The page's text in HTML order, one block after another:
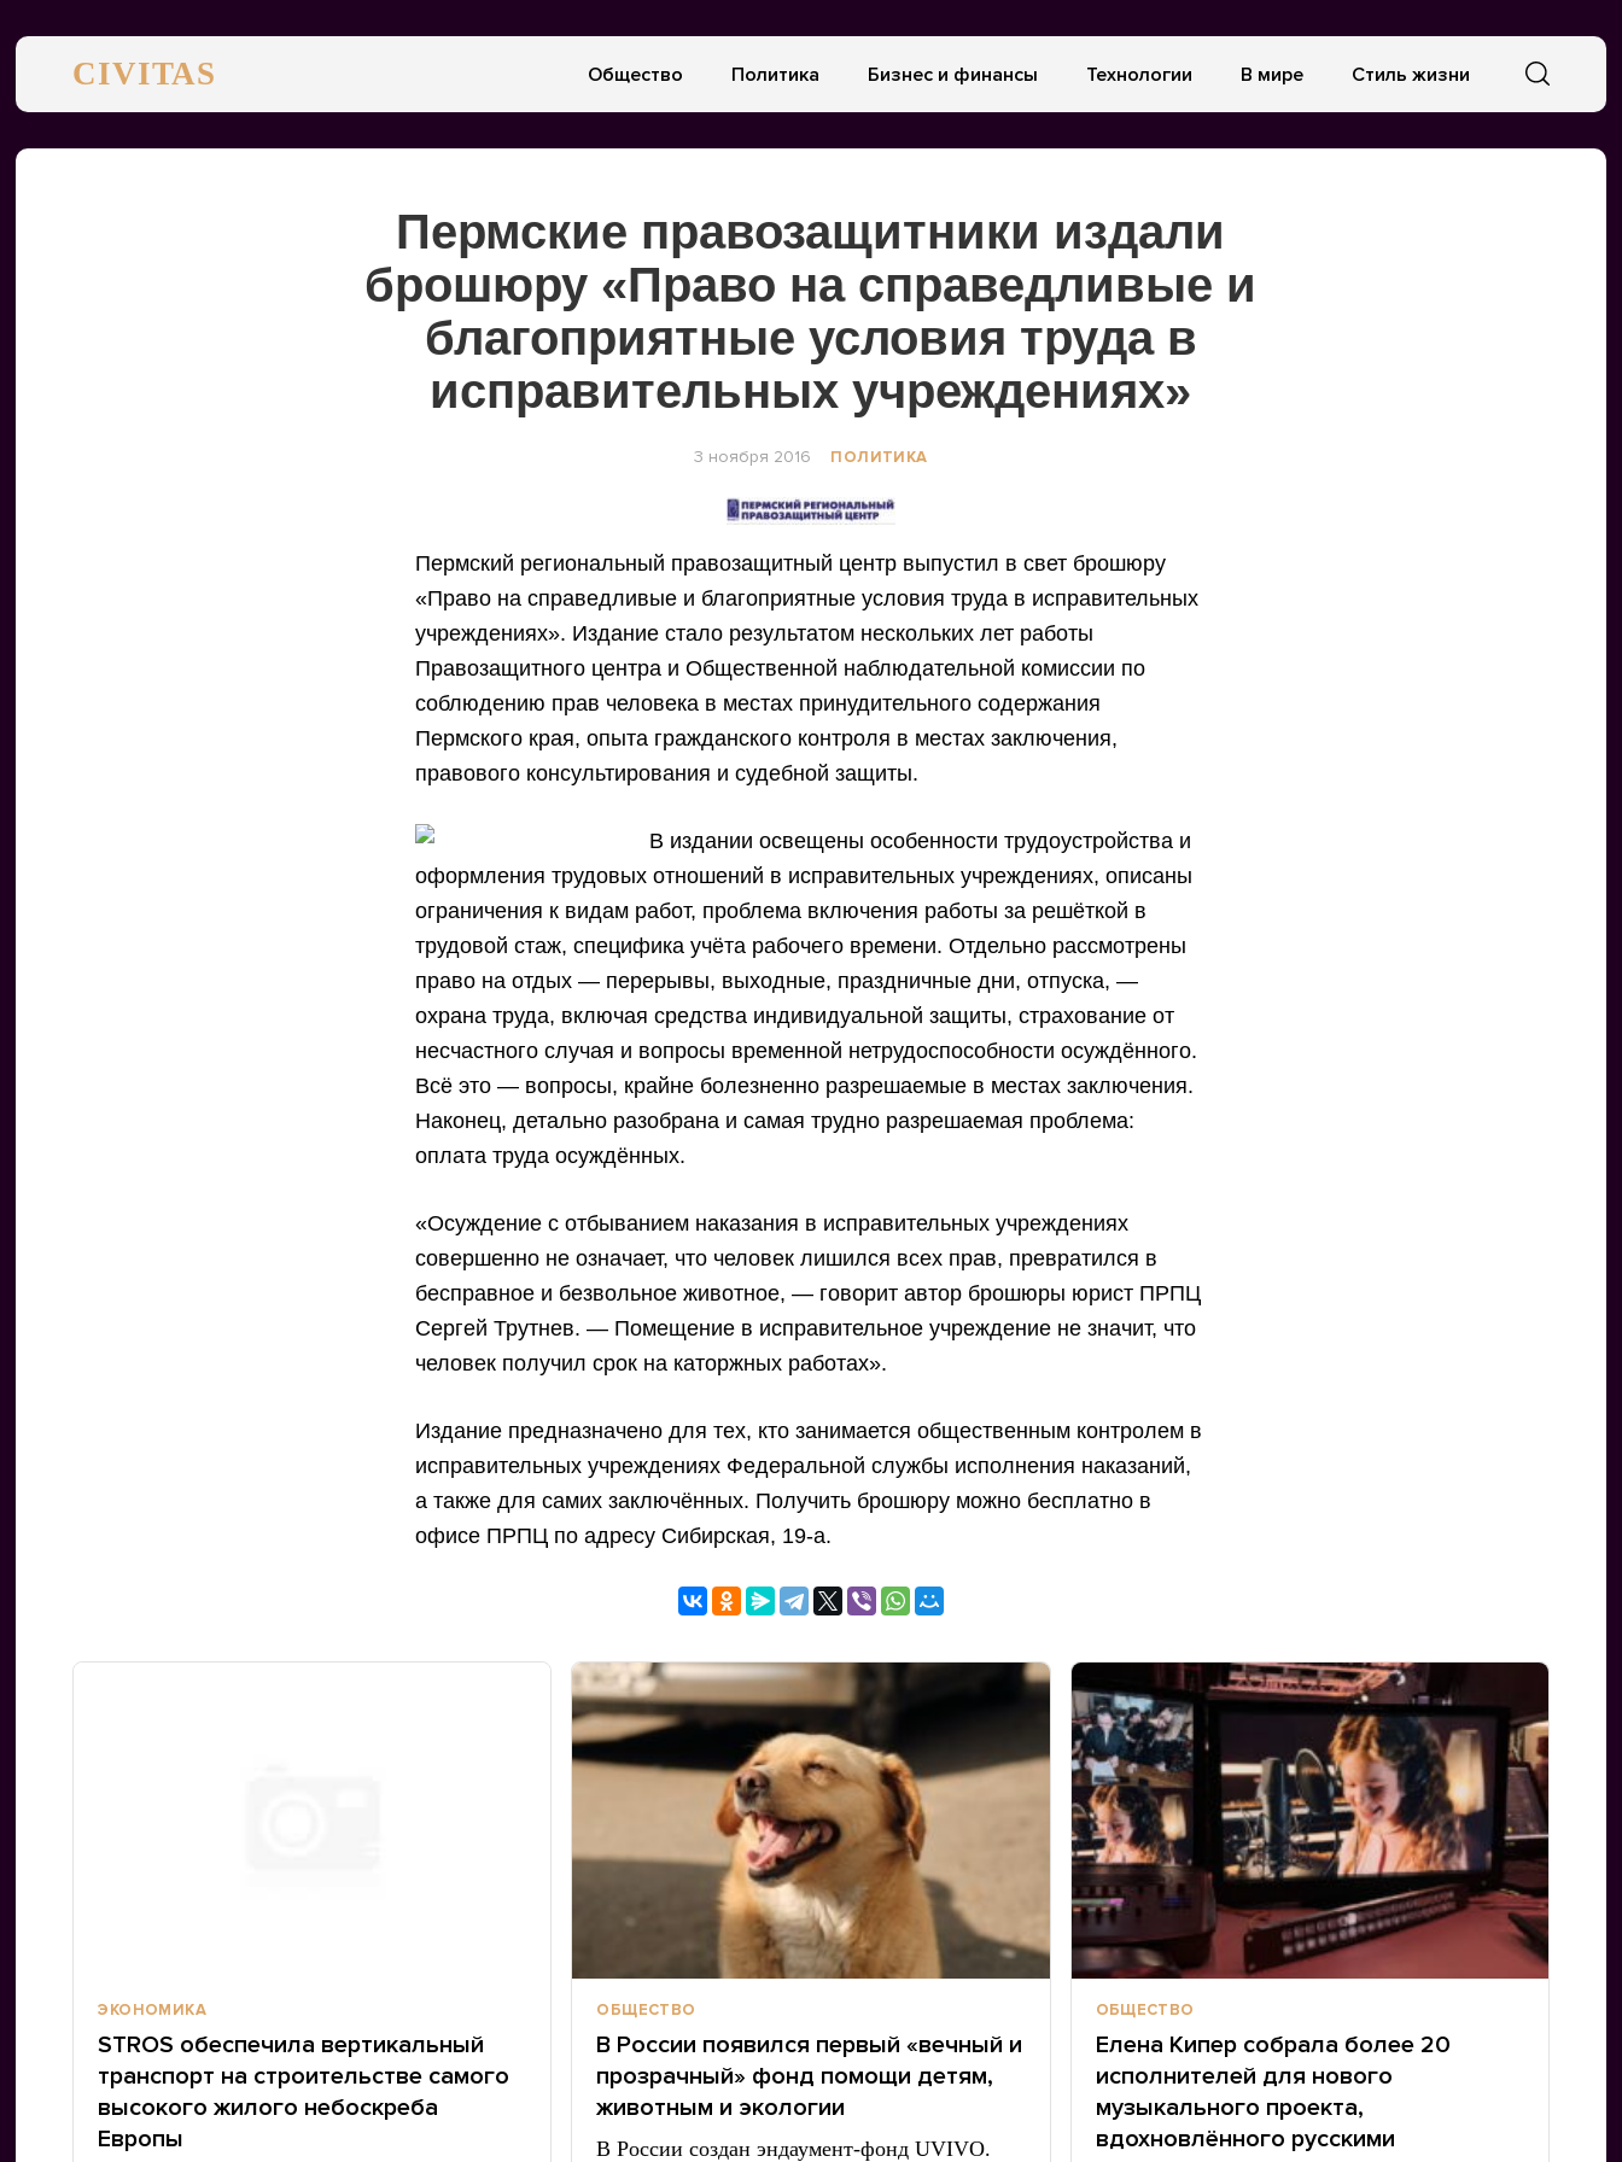
CIVITAS Общество Политика Бизнес и финансы Технологии В мире Стиль жизни
Пермские правозащитники издали
брошюру «Право на справедливые и
благоприятные условия труда в
исправительных учреждениях»
3 ноября 2016 ПОЛИТИКА
Пермский региональный правозащитный центр выпустил в свет брошюру
«Право на справедливые и благоприятные условия труда в исправительных
учреждениях». Издание стало результатом нескольких лет работы
Правозащитного центра и Общественной наблюдательной комиссии по
соблюдению прав человека в местах принудительного содержания
Пермского края, опыта гражданского контроля в местах заключения,
правового консультирования и судебной защиты.
В издании освещены особенности трудоустройства и
оформления трудовых отношений в исправительных учреждениях, описаны
ограничения к видам работ, проблема включения работы за решёткой в
трудовой стаж, специфика учёта рабочего времени. Отдельно рассмотрены
право на отдых — перерывы, выходные, праздничные дни, отпуска, —
охрана труда, включая средства индивидуальной защиты, страхование от
несчастного случая и вопросы временной нетрудоспособности осуждённого.
Всё это — вопросы, крайне болезненно разрешаемые в местах заключения.
Наконец, детально разобрана и самая трудно разрешаемая проблема:
оплата труда осуждённых.
«Осуждение с отбыванием наказания в исправительных учреждениях
совершенно не означает, что человек лишился всех прав, превратился в
бесправное и безвольное животное, — говорит автор брошюры юрист ПРПЦ
Сергей Трутнев. — Помещение в исправительное учреждение не значит, что
человек получил срок на каторжных работах».
Издание предназначено для тех, кто занимается общественным контролем в
исправительных учреждениях Федеральной службы исполнения наказаний,
а также для самих заключённых. Получить брошюру можно бесплатно в
офисе ПРПЦ по адресу Сибирская, 19-а.
ЭКОНОМИКА
STROS обеспечила вертикальный
транспорт на строительстве самого
высокого жилого небоскреба
Европы
ОБЩЕСТВО
В России появился первый «вечный и
прозрачный» фонд помощи детям,
животным и экологии
В России создан эндаумент-фонд UVIVO.
ОБЩЕСТВО
Елена Кипер собрала более 20
исполнителей для нового
музыкального проекта,
вдохновлённого русскими